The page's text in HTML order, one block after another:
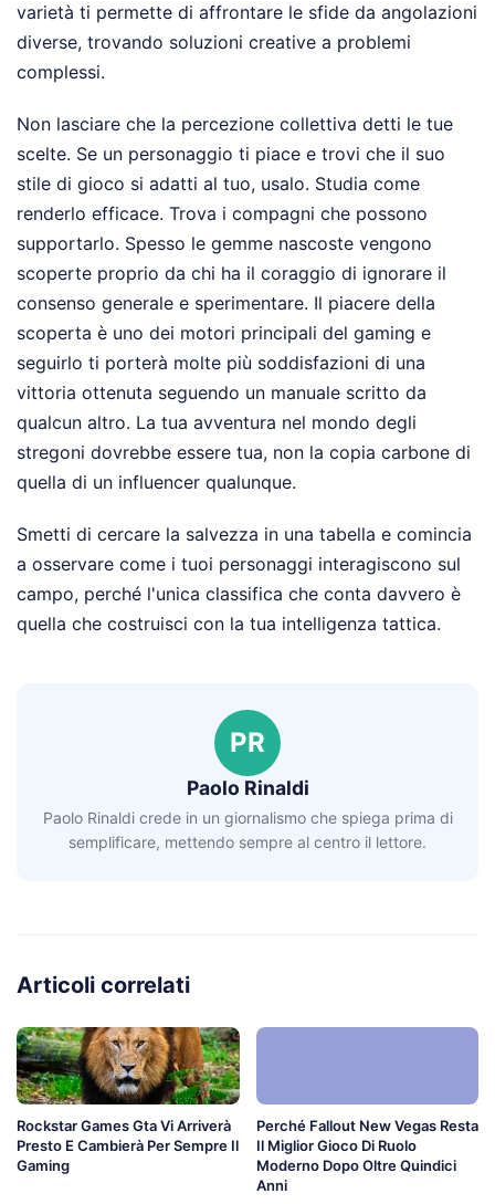
varietà ti permette di affrontare le sfide da angolazioni
diverse, trovando soluzioni creative a problemi
complessi.
Non lasciare che la percezione collettiva detti le tue
scelte. Se un personaggio ti piace e trovi che il suo
stile di gioco si adatti al tuo, usalo. Studia come
renderlo efficace. Trova i compagni che possono
supportarlo. Spesso le gemme nascoste vengono
scoperte proprio da chi ha il coraggio di ignorare il
consenso generale e sperimentare. Il piacere della
scoperta è uno dei motori principali del gaming e
seguirlo ti porterà molte più soddisfazioni di una
vittoria ottenuta seguendo un manuale scritto da
qualcun altro. La tua avventura nel mondo degli
stregoni dovrebbe essere tua, non la copia carbone di
quella di un influencer qualunque.
Smetti di cercare la salvezza in una tabella e comincia
a osservare come i tuoi personaggi interagiscono sul
campo, perché l'unica classifica che conta davvero è
quella che costruisci con la tua intelligenza tattica.
PR
Paolo Rinaldi
Paolo Rinaldi crede in un giornalismo che spiega prima di
semplificare, mettendo sempre al centro il lettore.
Articoli correlati
Rockstar Games Gta Vi Arriverà
Presto E Cambierà Per Sempre Il
Gaming
Perché Fallout New Vegas Resta
Il Miglior Gioco Di Ruolo
Moderno Dopo Oltre Quindici
Anni